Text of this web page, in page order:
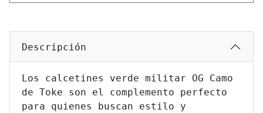
Descripción
Los calcetines verde militar OG Camo
de Toke son el complemento perfecto
para quienes buscan estilo y